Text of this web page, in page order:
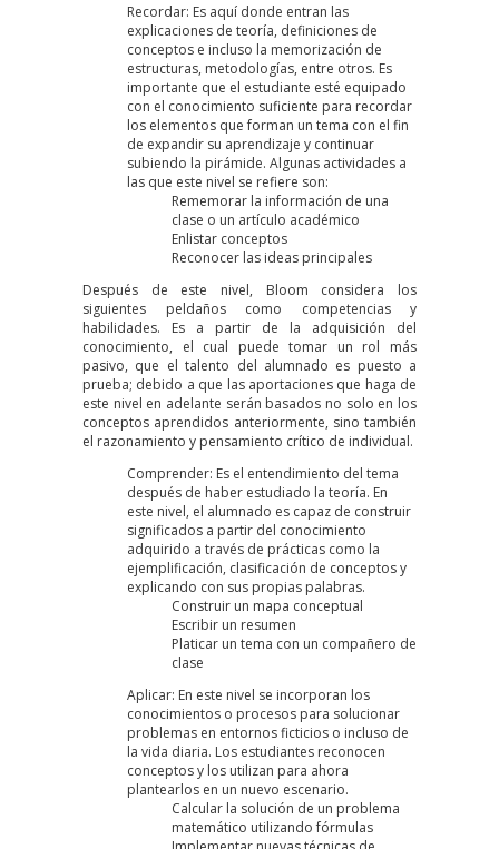
Recordar: Es aquí donde entran las
explicaciones de teoría, definiciones de
conceptos e incluso la memorización de
estructuras, metodologías, entre otros. Es
importante que el estudiante esté equipado
con el conocimiento suficiente para recordar
los elementos que forman un tema con el fin
de expandir su aprendizaje y continuar
subiendo la pirámide. Algunas actividades a
las que este nivel se refiere son:
Rememorar la información de una
clase o un artículo académico
Enlistar conceptos
Reconocer las ideas principales
Después de este nivel, Bloom considera los
siguientes peldaños como competencias y
habilidades. Es a partir de la adquisición del
conocimiento, el cual puede tomar un rol más
pasivo, que el talento del alumnado es puesto a
prueba; debido a que las aportaciones que haga de
este nivel en adelante serán basados no solo en los
conceptos aprendidos anteriormente, sino también
el razonamiento y pensamiento crítico de individual.
Comprender: Es el entendimiento del tema
después de haber estudiado la teoría. En
este nivel, el alumnado es capaz de construir
significados a partir del conocimiento
adquirido a través de prácticas como la
ejemplificación, clasificación de conceptos y
explicando con sus propias palabras.
Construir un mapa conceptual
Escribir un resumen
Platicar un tema con un compañero de
clase
Aplicar: En este nivel se incorporan los
conocimientos o procesos para solucionar
problemas en entornos ficticios o incluso de
la vida diaria. Los estudiantes reconocen
conceptos y los utilizan para ahora
plantearlos en un nuevo escenario.
Calcular la solución de un problema
matemático utilizando fórmulas